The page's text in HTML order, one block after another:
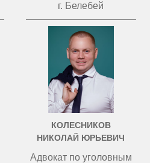
г. Белебей
КОЛЕСНИКОВ
НИКОЛАЙ ЮРЬЕВИЧ
Адвокат по уголовным